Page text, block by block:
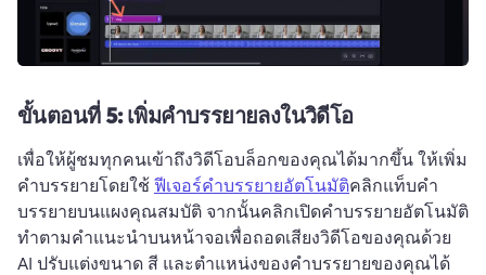
ขั้นตอนที่ 5:เพิ่มคําบรรยายลงในวิดีโอ
เพื่อให้ผู้ชมทุกคนเข้าถึงวิดีโอบล็อกของคุณได้มากขึ้น ให้เพิ่ม
คำบรรยายโดยใช้ ฟีเจอร์คำบรรยายอัตโนมัติคลิกแท็บคำ
ทำตามคำแนะนำบนหน้าจอเพื่อถอดเสียงวิดีโอของคุณด้วย
AI ปรับแต่งขนาด สี และตำแหน่งของคำบรรยายของคุณได้